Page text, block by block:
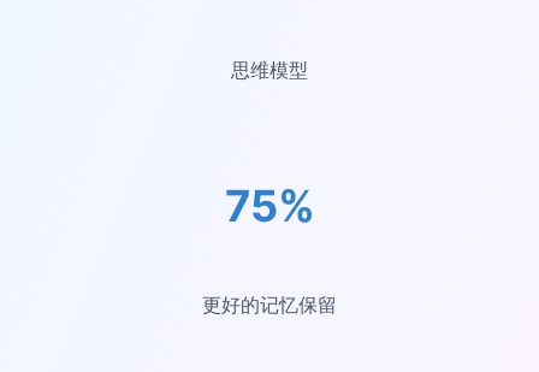
思维模型
75%
更好的记忆保留